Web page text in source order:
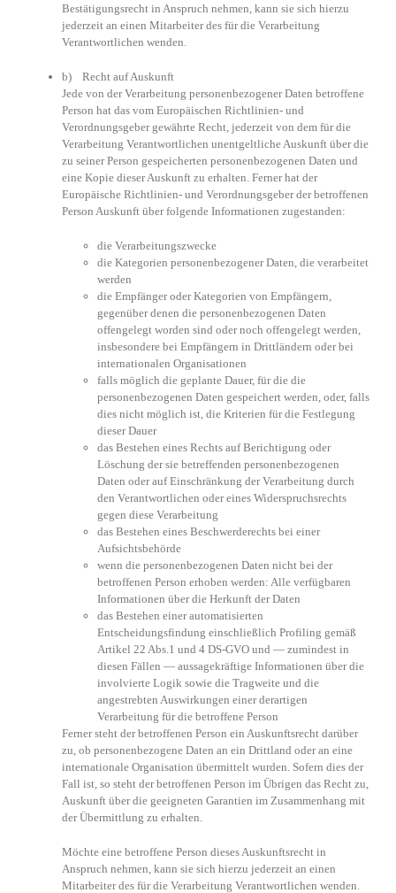
Bestätigungsrecht in Anspruch nehmen, kann sie sich hierzu
jederzeit an einen Mitarbeiter des für die Verarbeitung
Verantwortlichen wenden.
b) Recht auf Auskunft
Jede von der Verarbeitung personenbezogener Daten betroffene
Person hat das vom Europäischen Richtlinien- und
Verordnungsgeber gewährte Recht, jederzeit von dem für die
Verarbeitung Verantwortlichen unentgeltliche Auskunft über die
zu seiner Person gespeicherten personenbezogenen Daten und
eine Kopie dieser Auskunft zu erhalten. Ferner hat der
Europäische Richtlinien- und Verordnungsgeber der betroffenen
Person Auskunft über folgende Informationen zugestanden:
die Verarbeitungszwecke
die Kategorien personenbezogener Daten, die verarbeitet
werden
die Empfänger oder Kategorien von Empfängern,
gegenüber denen die personenbezogenen Daten
offengelegt worden sind oder noch offengelegt werden,
insbesondere bei Empfängern in Drittländern oder bei
internationalen Organisationen
falls möglich die geplante Dauer, für die die
personenbezogenen Daten gespeichert werden, oder, falls
dies nicht möglich ist, die Kriterien für die Festlegung
dieser Dauer
das Bestehen eines Rechts auf Berichtigung oder
Löschung der sie betreffenden personenbezogenen
Daten oder auf Einschränkung der Verarbeitung durch
den Verantwortlichen oder eines Widerspruchsrechts
gegen diese Verarbeitung
das Bestehen eines Beschwerderechts bei einer
Aufsichtsbehörde
wenn die personenbezogenen Daten nicht bei der
betroffenen Person erhoben werden: Alle verfügbaren
Informationen über die Herkunft der Daten
das Bestehen einer automatisierten
Entscheidungsfindung einschließlich Profiling gemäß
Artikel 22 Abs.1 und 4 DS-GVO und — zumindest in
diesen Fällen — aussagekräftige Informationen über die
involvierte Logik sowie die Tragweite und die
angestrebten Auswirkungen einer derartigen
Verarbeitung für die betroffene Person
Ferner steht der betroffenen Person ein Auskunftsrecht darüber
zu, ob personenbezogene Daten an ein Drittland oder an eine
internationale Organisation übermittelt wurden. Sofern dies der
Fall ist, so steht der betroffenen Person im Übrigen das Recht zu,
Auskunft über die geeigneten Garantien im Zusammenhang mit
der Übermittlung zu erhalten.
Möchte eine betroffene Person dieses Auskunftsrecht in
Anspruch nehmen, kann sie sich hierzu jederzeit an einen
Mitarbeiter des für die Verarbeitung Verantwortlichen wenden.